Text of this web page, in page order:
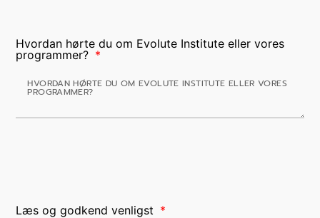
Hvordan hørte du om Evolute Institute eller vores
programmer?
Læs og godkend venligst